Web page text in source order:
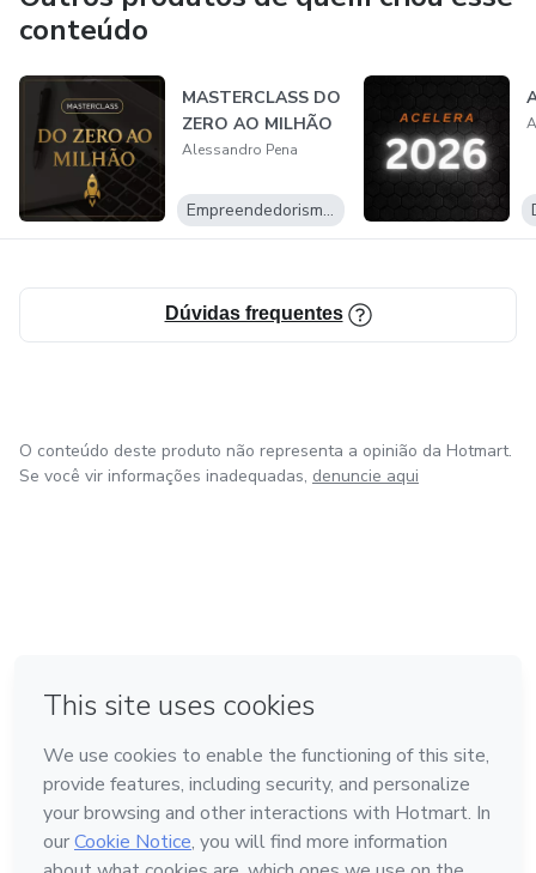
Minha missão é clara: formar uma nova geração de líderes
prósperos, mentalmente blindados e financeiramente
livres.
conteúdo
MASTERCLASS DO
ZERO AO MILHÃO
Alessandro Pena
Empreendedorismo Digital
Dúvidas frequentes
O conteúdo deste produto não representa a opinião da Hotmart.
Se você vir informações inadequadas, denuncie aqui
Feito com ❤ na Cidade do México
Conheça a Hotmart